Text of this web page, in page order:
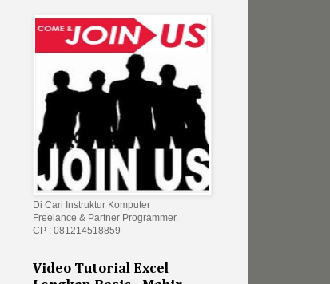
Di Cari Instruktur Komputer
Freelance & Partner Programmer.
CP : 081214518859
Video Tutorial Excel